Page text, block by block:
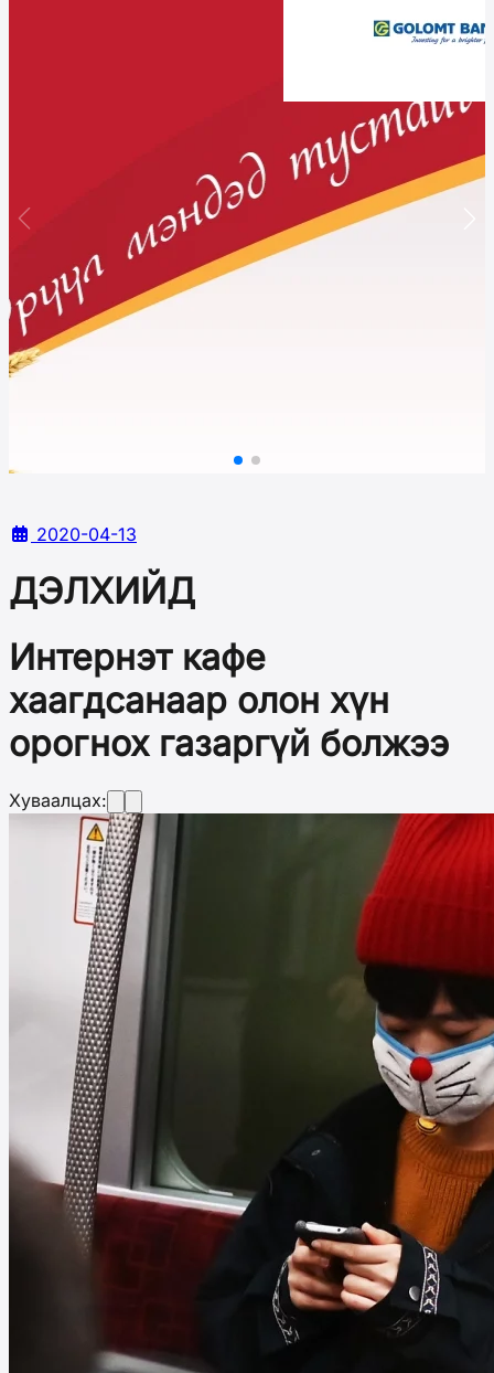
2020-04-13
ДЭЛХИЙД
Интернэт кафе
хаагдсанаар олон хүн
орогнох газаргүй болжээ
Хуваалцах: